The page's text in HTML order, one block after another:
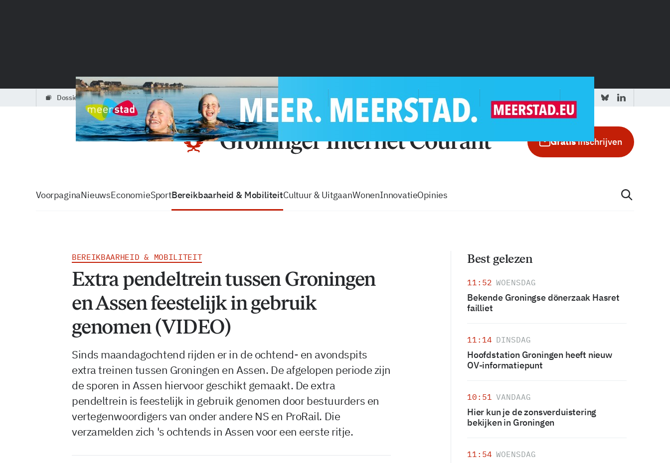
dossiers partners podcasts vacatures zo volg je de GIC Tip de redactie
Gratisinschrijven
VoorpaginaNieuwsEconomieSportBereikbaarheid & MobiliteitCultuur & UitgaanWonenInnovatieOpinies
BEREIKBAARHEID & MOBILITEIT
Extra pendeltrein tussen Groningen
en Assen feestelijk in gebruik
genomen (VIDEO)
Sinds maandagochtend rijden er in de ochtend- en avondspits
extra treinen tussen Groningen en Assen. De afgelopen periode zijn
de sporen in Assen hiervoor geschikt gemaakt. De extra
pendeltrein is feestelijk in gebruik genomen door bestuurders en
vertegenwoordigers van onder andere NS en ProRail. Die
verzamelden zich 's ochtends in Assen voor een eerste ritje.
Best gelezen
11:52 WOENSDAG
Bekende Groningse dönerzaak Hasret
failliet
11:14 DINSDAG
Hoofdstation Groningen heeft nieuw
OV-informatiepunt
10:51 VANDAAG
Hier kun je de zonsverduistering
bekijken in Groningen
11:54 WOENSDAG